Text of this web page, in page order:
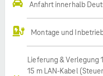
Anfahrt innerhalb
Montage und
Lieferung & Verlegung
15 m LAN-Kabel